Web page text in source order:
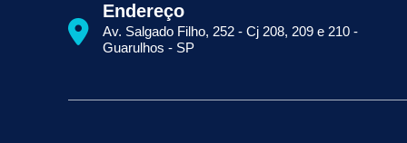
Primeira Página do Google Sem Pagar por Clique
Quais
Empresa de Prospecção B2B
Marketing Industrial Marketing
Divulgação Online
Atração de Clientes
Anunciar na Internet
Captar Clientes Criação de Site para
Endereço
Av. Salgado Filho, 252 - Cj 208, 209 e 210 -
Guarulhos - SP